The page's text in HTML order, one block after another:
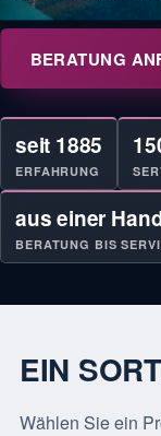
BERATUNG
seit 1885
ERFAHRUNG
aus einer
BERATUNG BIS
EIN
Wählen Sie ein